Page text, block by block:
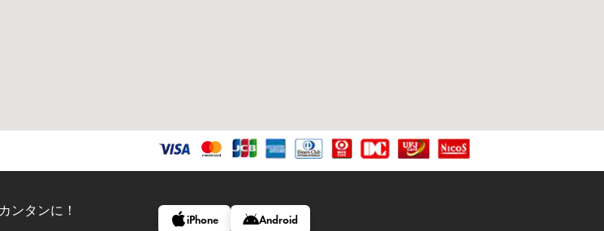
ンタンに！
iPhone Android